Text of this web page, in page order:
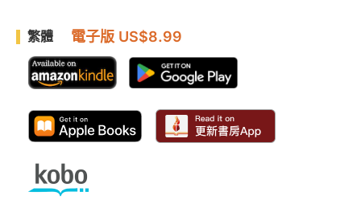
繁體 電子版 US$8.99